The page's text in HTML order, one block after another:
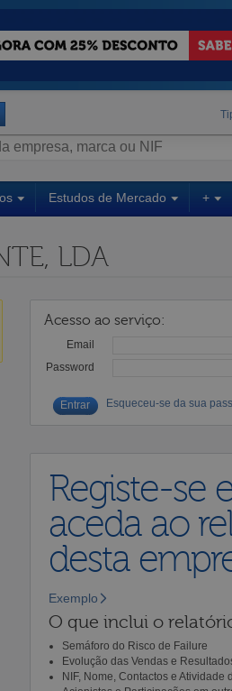
Estudos de Mercado +
LDA
Acesso ao serviço:
Email
Password
Esqueceu-se da sua
Registe-se
aceda ao
desta
Exemplo
O que inclui o
Semáforo do Risco de Failure
Evolução das Vendas e
NIF, Nome, Contactos e Atividade